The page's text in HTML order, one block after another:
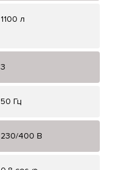
1100 л
3
50 Гц
230/400 В